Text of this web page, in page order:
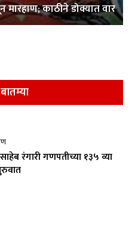
काठीने डोक्यात वार
रंगारी गणपतीच्या १३५ व्या